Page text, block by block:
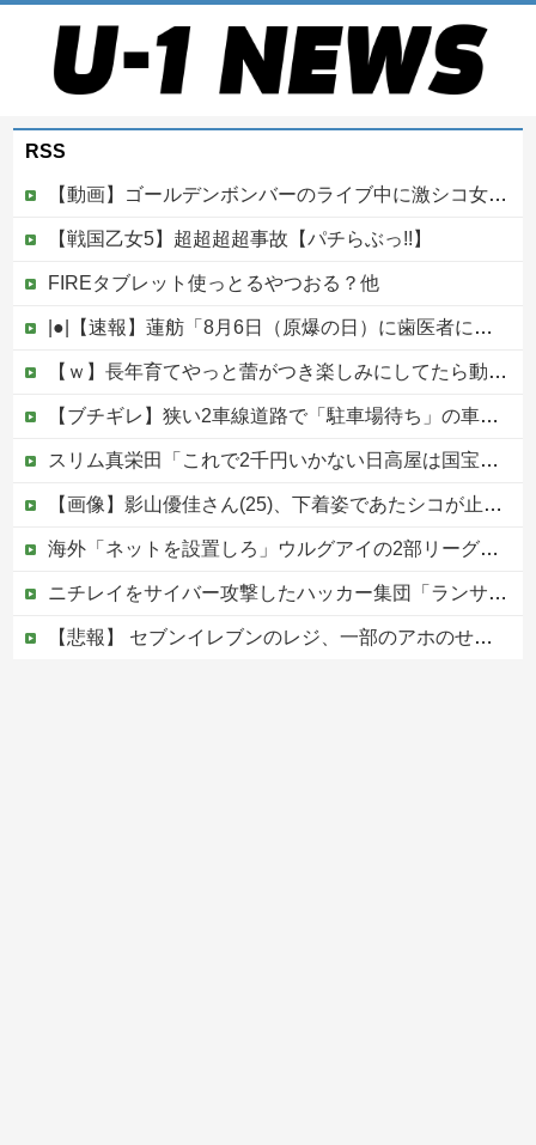
RSS
【動画】ゴールデンボンバーのライブ中に激シコ女さんが乱入してしまうｗｗｗｗｗ
【戦国乙女5】超超超超事故【パチらぶっ!!】
FIREタブレット使っとるやつおる？他
|●|【速報】蓮舫「8月6日（原爆の日）に歯医者に行くな｣ →自分は9月1日（関東大震災の日）に歯医者に行ってました
【ｗ】長年育てやっと蕾がつき楽しみにしてたら動物の死肉に擬態（外観・腐肉臭）する花が！
【ブチギレ】狭い2車線道路で「駐車場待ち」の車列が発生！反対車線からも右折入庫しようとするアホが現れて両車線とも完全死亡のカオス……
スリム真栄田「これで2千円いかない日高屋は国宝に指定する」驚異の料金＆量に反響続々「日高屋恐るべし！」
【画像】影山優佳さん(25)、下着姿であたシコが止まらない
海外「ネットを設置しろ」ウルグアイの2部リーグの試合が引き起こした交通事故に海外びっくり仰天！（海外の反応）
ニチレイをサイバー攻撃したハッカー集団「ランサムウェア」 個人情報など20万件以上をダークウェブ上に公開か
【悲報】 セブンイレブンのレジ、一部のアホのせいでこうなってしまう